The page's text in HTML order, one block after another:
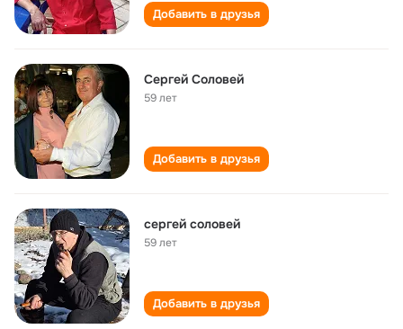
Добавить в друзья
Сергей Соловей
59 лет
Добавить в друзья
сергей соловей
59 лет
Добавить в друзья